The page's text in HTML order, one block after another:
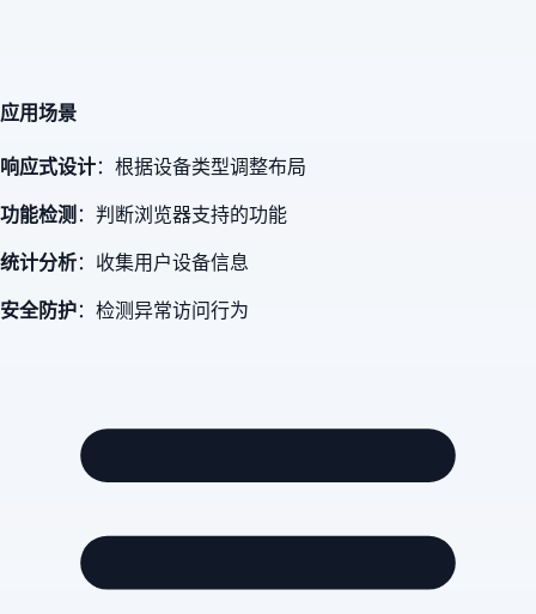
应用场景
响应式设计：根据设备类型调整布局
功能检测 ：判断浏览器支持的功能
统计分析：收集用户设备信息
安全防护：检测异常访问行为